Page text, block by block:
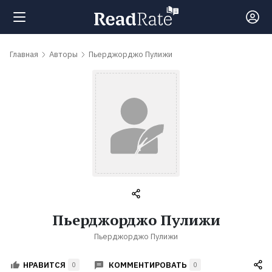
Поиск
обсуждаемые
Главная Авторы Пьерджорджо Пулижи
Пьерджорджо Пулижи
Пьерджорджо Пулижи
НРАВИТСЯ 0 КОММЕНТИРОВАТЬ 0